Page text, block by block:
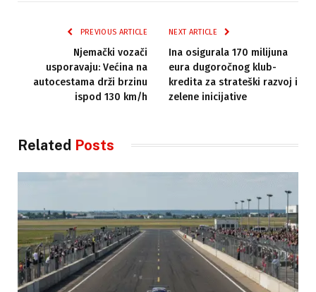
PREVIOUS ARTICLE
Njemački vozači
usporavaju: Većina na
autocestama drži brzinu
ispod 130 km/h
NEXT ARTICLE
Ina osigurala 170 milijuna
eura dugoročnog klub-
kredita za strateški razvoj i
zelene inicijative
Related Posts